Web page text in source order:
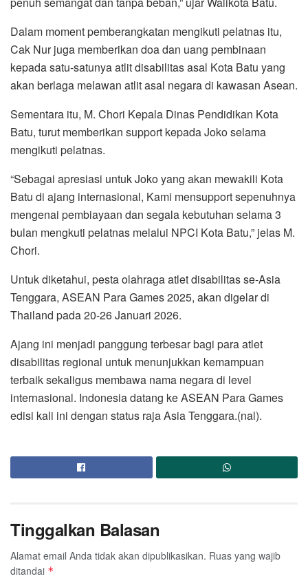
Dalam moment pemberangkatan mengikuti pelatnas itu,
Cak Nur juga memberikan doa dan uang pembinaan
kepada satu-satunya atlit disabilitas asal Kota Batu yang
akan berlaga melawan atlit asal negara di kawasan Asean.
Sementara itu, M. Chori Kepala Dinas Pendidikan Kota
Batu, turut memberikan support kepada Joko selama
mengikuti pelatnas.
“Sebagai apresiasi untuk Joko yang akan mewakili Kota
Batu di ajang internasional, Kami mensupport sepenuhnya
mengenai pembiayaan dan segala kebutuhan selama 3
bulan mengkuti pelatnas melalui NPCI Kota Batu,” jelas M.
Chori.
Untuk diketahui, pesta olahraga atlet disabilitas se-Asia
Tenggara, ASEAN Para Games 2025, akan digelar di
Thailand pada 20-26 Januari 2026.
Ajang ini menjadi panggung terbesar bagi para atlet
disabilitas regional untuk menunjukkan kemampuan
terbaik sekaligus membawa nama negara di level
internasional. Indonesia datang ke ASEAN Para Games
edisi kali ini dengan status raja Asia Tenggara.(nal).
Tinggalkan Balasan
Alamat email Anda tidak akan dipublikasikan. Ruas yang wajib
ditandai *